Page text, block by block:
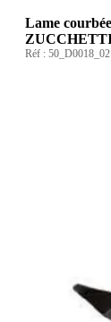
Lame
Réf : 50_D0018_02